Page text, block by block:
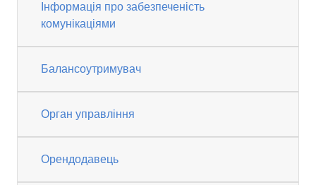
Інформація про забезпеченість
комунікаціями
Балансоутримувач
Орган управління
Орендодавець